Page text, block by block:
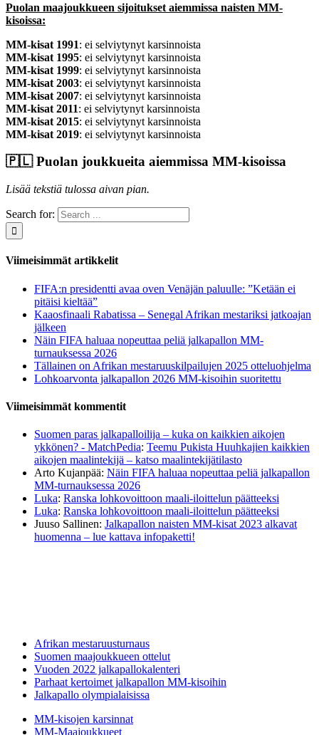
Puolan maajoukkueen sijoitukset aiemmissa naisten MM-
kisoissa:
MM-kisat 1991: ei selviytynyt karsinnoista
MM-kisat 1995: ei selviytynyt karsinnoista
MM-kisat 1999: ei selviytynyt karsinnoista
MM-kisat 2003: ei selviytynyt karsinnoista
MM-kisat 2007: ei selviytynyt karsinnoista
MM-kisat 2011: ei selviytynyt karsinnoista
MM-kisat 2015: ei selviytynyt karsinnoista
MM-kisat 2019: ei selviytynyt karsinnoista
🇵🇱​ Puolan joukkueita aiemmissa MM-kisoissa
Lisää tekstiä tulossa aivan pian.
Search for:
Viimeisimmät artikkelit
FIFA:n presidentti avaa oven Venäjän paluulle: ”Ketään ei
pitäisi kieltää”
Kaaosfinaali Rabatissa – Senegal Afrikan mestariksi jatkoajan
jälkeen
Näin FIFA haluaa nopeuttaa peliä jalkapallon MM-
turnauksessa 2026
Tällainen on Afrikan mestaruuskilpailujen 2025 otteluohjelma
Lohkoarvonta jalkapallon 2026 MM-kisoihin suoritettu
Viimeisimmät kommentit
Suomen paras jalkapalloilija – kuka on kaikkien aikojen
ykkönen? - MatchPedia: Teemu Pukista Huuhkajien kaikkien
aikojen maalintekijä – katso maalintekijätilasto
Arto Kujanpää: Näin FIFA haluaa nopeuttaa peliä jalkapallon
MM-turnauksessa 2026
Luka: Ranska lohkovoittoon maali-iloittelun päätteeksi
Luka: Ranska lohkovoittoon maali-iloittelun päätteeksi
Juuso Sallinen: Jalkapallon naisten MM-kisat 2023 alkavat
huomenna – lue kattava infopaketti!
Afrikan mestaruusturnaus
Suomen maajoukkueen ottelut
Vuoden 2022 jalkapallokalenteri
Parhaat kertoimet jalkapallon MM-kisoihin
Jalkapallo olympialaisissa
MM-kisojen karsinnat
MM-Maajoukkueet